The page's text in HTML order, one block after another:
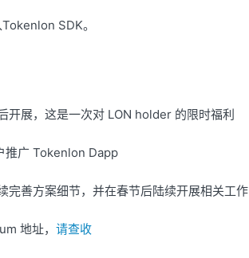
SDK。
开展，这是一次对 LON holder 的限时福利
推广 Tokenlon Dapp
完善方案细节，并在春节后陆续开展相关工作
地址，请查收